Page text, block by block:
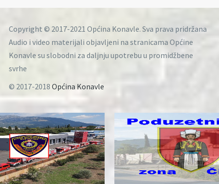
Copyright © 2017-2021 Općina Konavle. Sva prava pridržana
Audio i video materijali objavljeni na stranicama Općine
Konavle su slobodni za daljnju upotrebu u promidžbene
svrhe
© 2017-2018 Općina Konavle